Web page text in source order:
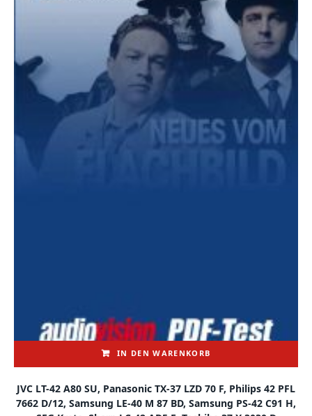
IN DEN WARENKORB
JVC LT-42 A80 SU, Panasonic TX-37 LZD 70 F, Philips 42 PFL
7662 D/12, Samsung LE-40 M 87 BD, Samsung PS-42 C91 H,